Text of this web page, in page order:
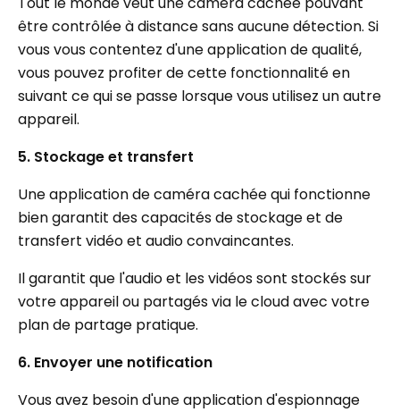
être contrôlée à distance sans aucune détection. Si
vous vous contentez d'une application de qualité,
vous pouvez profiter de cette fonctionnalité en
suivant ce qui se passe lorsque vous utilisez un autre
appareil.
5. Stockage et transfert
Une application de caméra cachée qui fonctionne
bien garantit des capacités de stockage et de
transfert vidéo et audio convaincantes.
Il garantit que l'audio et les vidéos sont stockés sur
votre appareil ou partagés via le cloud avec votre
plan de partage pratique.
6. Envoyer une notification
Vous avez besoin d'une application d'espionnage